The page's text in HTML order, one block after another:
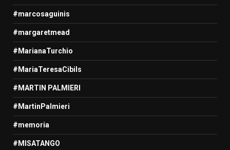
#marcosaguinis
#margaretmead
#MarianaTurchio
#MariaTeresaCibils
#MARTIN PALMIERI
#MartinPalmieri
#memoria
#MISATANGO